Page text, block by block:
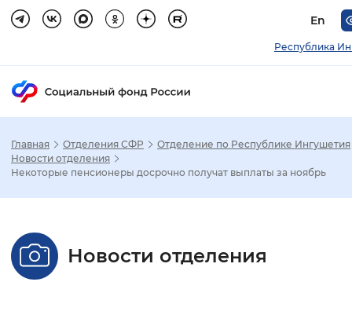
En
Республика
Настройка режима отображения
Стандартный Увеличенный
Главная Отделения СФР
Отделение по Республике Ингушетия
Новости отделения
Некоторые пенсионеры досрочно получат выплаты за ноябрь
Новости отделения